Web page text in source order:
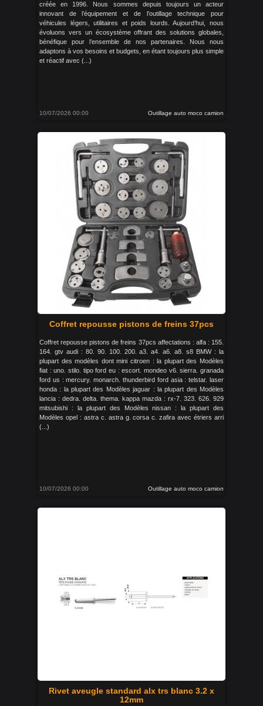
créée en 1996. Nous sommes depuis toujours un acteur
innovant de l’équipement et de l’outillage technique pour
véhicules légers, utilitaires et poids lourds. Aujourd’hui, nous
évoluons vers un écosystème offrant des solutions globales,
bénéfique pour l’ensemble de nos partenaires. Nous nous
adaptons à vos besoins et budgets, en étant toujours plus simple
et réactif avec (...)
10/07/2026 00:00 Outillage auto moco camion
Coffret repousse pistons de freins 37pcs
Coffret repousse pistons de freins 37pcs affectations : alfa : 155.
164. gtv audi : 80. 90. 100. 200. a3. a4. a6. a8. s8 BMW : la
plupart des modèles dont mini citroen : la plupart des Modèles
fiat : uno. stilo. tipo ford eu : escort. mondeo v6. sierra. granada
ford us : mercury. monarch. thunderbird ford asia : telstar. laser
honda : la plupart des Modèles jaguar : la plupart des Modèles
lancia : dedra. delta. thema. kappa mazda : rx-7. 323. 626. 929
mitsubishi : la plupart des Modèles nissan : la plupart des
Modèles opel : astra c. astra g. corsa c. zafira avec étriers arri
(...)
10/07/2026 00:00 Outillage auto moco camion
Rivet aveugle standard alx trs blanc 3.2 x
12mm